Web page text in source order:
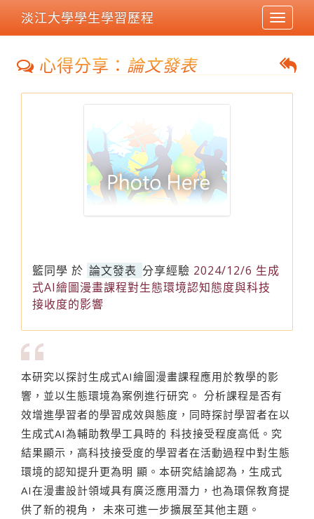
Toggle
淡江大學學生學習歷程
心得分享： 論文發表
籃同學 於 論文發表 分享經驗 2024/12/6 生成
式AI繪圖漫畫課程對生態環境認知態度與科技
接收度的影響
本研究以探討生成式AI繪圖漫畫課程應用於教學的影
響，並以生態環境為案例進行研究。 分析課程是否有
效增進學習者的學習成效與態度，同時探討學習者在以
生成式AI為輔助教學工具時的 科技接受程度高低。究
結果顯示，高科技接受度的學習者在活動過程中對生態
環境的認知提升更為明 顯。本研究結論認為，生成式
AI在漫畫設計領域具有廣泛應用潛力，也為環保教育提
供了新的視角， 未來可進一步擴展至其他主題。